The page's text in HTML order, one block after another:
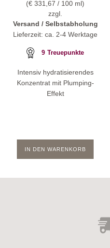
(€ 331,67 / 100 ml)
zzgl.
Versand / Selbstabholung
Lieferzeit: ca. 2-4 Werktage
9 Treuepunkte
Intensiv hydratisierendes
Konzentrat mit Plumping-
Effekt
IN DEN WARENKORB